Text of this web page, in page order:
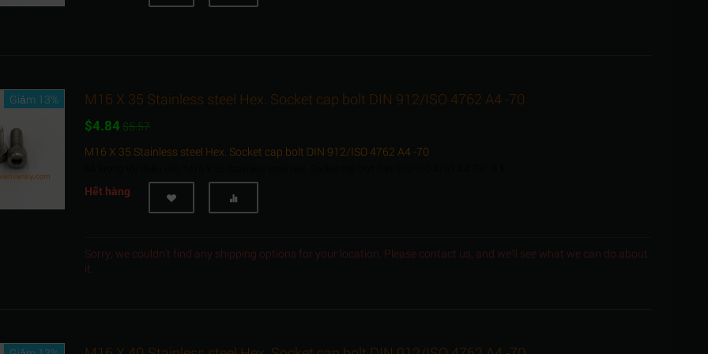
Giảm 13% M16 X 35 Stainless steel Hex. Socket cap bolt DIN 912/ISO 4762 A4 -70
$4.84 $5.57
M16 X 35 Stainless steel Hex. Socket cap bolt DIN 912/ISO 4762 A4 -70
Hết hàng
Sorry, we couldn't find any shipping options for your location. Please contact us, and we'll see what we can do about
it.